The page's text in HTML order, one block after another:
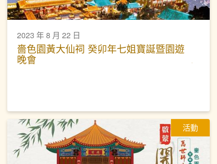
2023 年 8 月 22 日
嗇色園黃大仙祠 癸卯年七姐寶誕暨園遊
晚會
活動